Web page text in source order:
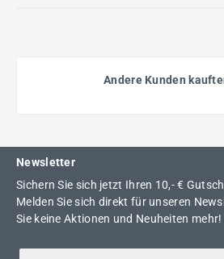
Andere Kunden
Newsletter
Sichern Sie sich jetzt Ihren 10,- €
Melden Sie sich direkt für unseren
Sie keine Aktionen und Neuheiten mehr!